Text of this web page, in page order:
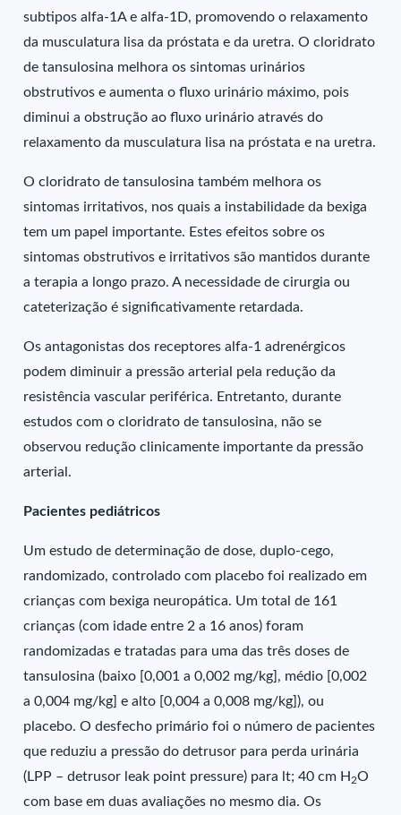
subtipos alfa-1A e alfa-1D, promovendo o relaxamento
da musculatura lisa da próstata e da uretra. O cloridrato
de tansulosina melhora os sintomas urinários
obstrutivos e aumenta o fluxo urinário máximo, pois
diminui a obstrução ao fluxo urinário através do
relaxamento da musculatura lisa na próstata e na uretra.
O cloridrato de tansulosina também melhora os
sintomas irritativos, nos quais a instabilidade da bexiga
tem um papel importante. Estes efeitos sobre os
sintomas obstrutivos e irritativos são mantidos durante
a terapia a longo prazo. A necessidade de cirurgia ou
cateterização é significativamente retardada.
Os antagonistas dos receptores alfa-1 adrenérgicos
podem diminuir a pressão arterial pela redução da
resistência vascular periférica. Entretanto, durante
estudos com o cloridrato de tansulosina, não se
observou redução clinicamente importante da pressão
arterial.
Pacientes pediátricos
Um estudo de determinação de dose, duplo-cego,
randomizado, controlado com placebo foi realizado em
crianças com bexiga neuropática. Um total de 161
crianças (com idade entre 2 a 16 anos) foram
randomizadas e tratadas para uma das três doses de
tansulosina (baixo [0,001 a 0,002 mg/kg], médio [0,002
a 0,004 mg/kg] e alto [0,004 a 0,008 mg/kg]), ou
placebo. O desfecho primário foi o número de pacientes
que reduziu a pressão do detrusor para perda urinária
(LPP – detrusor leak point pressure) para lt; 40 cm H 2O
com base em duas avaliações no mesmo dia. Os